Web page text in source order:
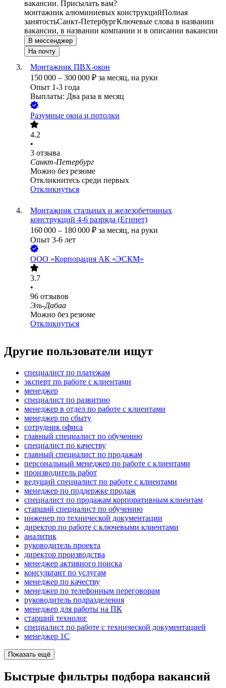
вакансии. Присылать вам?
монтажник алюминиевых конструкцийПолная
занятостьСанкт-ПетербургКлючевые слова в названии
вакансии, в названии компании и в описании вакансии
В мессенджер
На почту
Монтажник ПВХ-окон
150 000 – 300 000 ₽ за месяц, на руки
Опыт 1-3 года
Выплаты: Два раза в месяц
Разумные окна и потолки
4.2
•
3 отзыва
Санкт-Петербург
Можно без резюме
Откликнитесь среди первых
Откликнуться
Монтажник стальных и железобетонных
конструкций 4-6 разряда (Египет)
160 000 – 180 000 ₽ за месяц, на руки
Опыт 3-6 лет
ООО «Корпорация АК «ЭСКМ»
3.7
•
96 отзывов
Эль-Дабаа
Можно без резюме
Откликнуться
Другие пользователи ищут
специалист по платежам
эксперт по работе с клиентами
менеджер
специалист по развитию
менеджер в отдел по работе с клиентами
менеджер по сбыту
сотрудник офиса
главный специалист по обучению
специалист по качеству
главный специалист по продажам
персональный менеджер по работе с клиентами
производитель работ
ведущий специалист по работе с клиентами
менеджер по поддержке продаж
специалист по продажам корпоративным клиентам
старший специалист по обучению
инженер по технической документации
директор по работе с ключевыми клиентами
аналитик
руководитель проекта
директор производства
менеджер активного поиска
консультант по услугам
менеджер по качеству
менеджер по телефонным переговорам
руководитель подразделения
менеджер для работы на ПК
старший технолог
специалист по работе с технической документацией
менеджер 1С
Показать ещё
Быстрые фильтры подбора вакансий